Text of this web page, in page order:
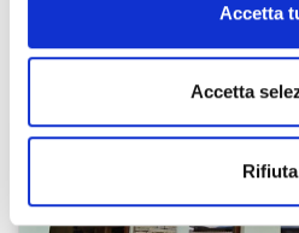
Accetta
Accetta
Rifiuta
SCOPRI LE